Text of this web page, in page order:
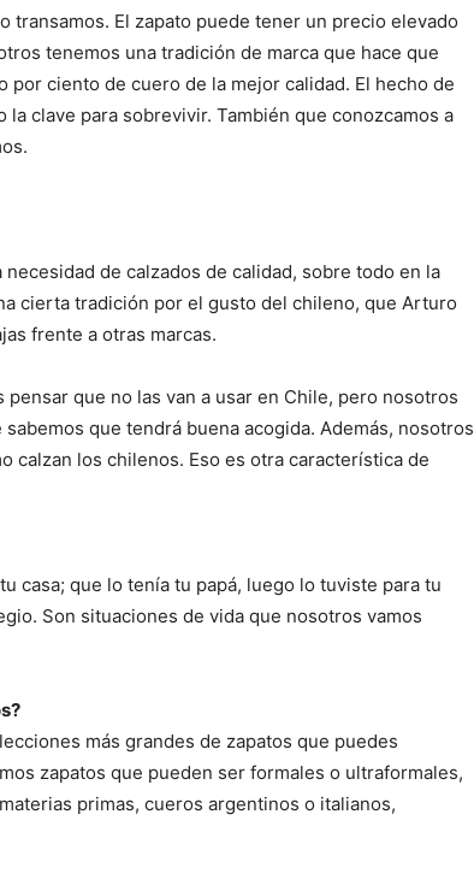
transamos. El zapato puede tener un precio elevado
tenemos una tradición de marca que hace que
por ciento de cuero de la mejor calidad. El hecho de
clave para sobrevivir. También que conozcamos a
de calzados de calidad, sobre todo en la
cierta tradición por el gusto del chileno, que Arturo
frente a otras marcas.
que no las van a usar en Chile, pero nosotros
que tendrá buena acogida. Además, nosotros
calzan los chilenos. Eso es otra característica de
casa; que lo tenía tu papá, luego lo tuviste para tu
Son situaciones de vida que nosotros vamos
más grandes de zapatos que puedes
zapatos que pueden ser formales o ultraformales,
primas, cueros argentinos o italianos,